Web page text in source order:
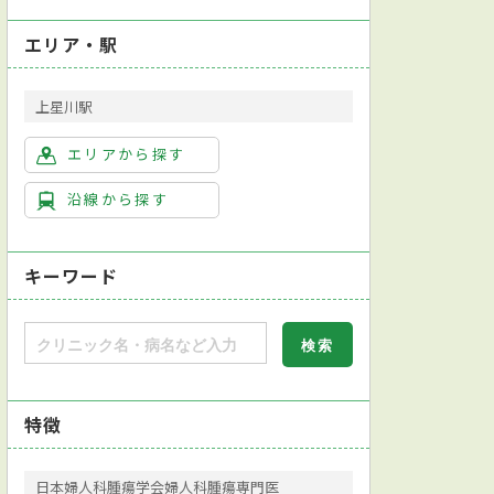
エリア・駅
上星川駅
エリアから探す
沿線から探す
キーワード
特徴
日本婦人科腫瘍学会婦人科腫瘍専門医